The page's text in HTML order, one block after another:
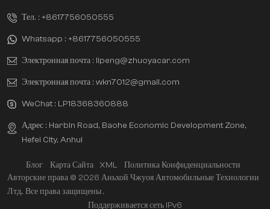
Тел. : +8617756050555
Whatsapp : +8617756050555
Электронная почта : lipeng@zhuoyacar.com
Электронная почта : wkn7012@gmail.com
WeChat : LP18368360888
Адрес : Harbin Road, Baohe Economic Development Zone,
Hefei City, Anhui
Блог Карта Сайта XML
Политика Конфиденциальности
Авторские права © 2026 Аньхой Чжуоя Автомобильные Технологии
Лтд.. Все права защищены .
Поддерживается сеть IPv6